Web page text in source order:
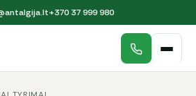
+370 37 999 980